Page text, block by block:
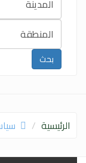
الرئيسية